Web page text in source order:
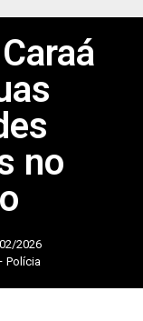
no
2026
Polícia